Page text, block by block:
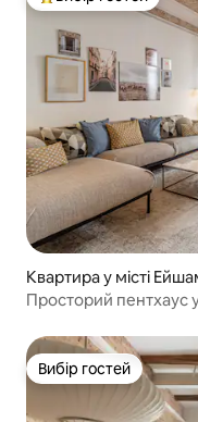
Топ вибір гостей
Квартира у місті
Просторий пентхаус
Вибір гостей
Вибір гостей